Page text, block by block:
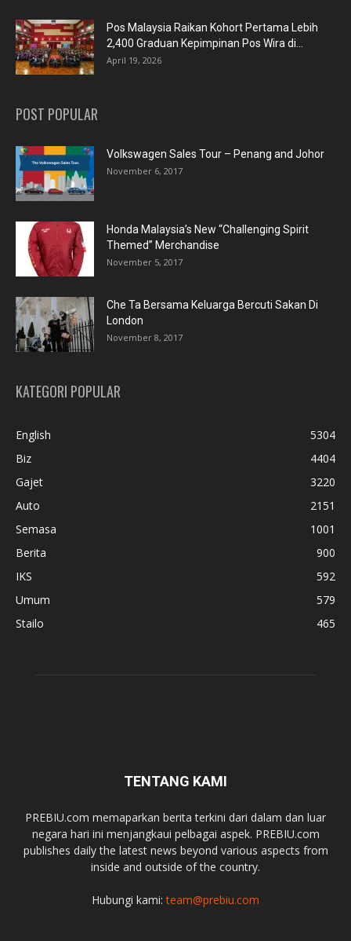
Pos Malaysia Raikan Kohort Pertama Lebih
2,400 Graduan Kepimpinan Pos Wira di...
April 19, 2026
POST POPULAR
Volkswagen Sales Tour – Penang and Johor
November 6, 2017
Honda Malaysia’s New “Challenging Spirit
Themed” Merchandise
November 5, 2017
Che Ta Bersama Keluarga Bercuti Sakan Di
London
November 8, 2017
KATEGORI POPULAR
English
5304
Biz
4404
Gajet
3220
Auto
2151
Semasa
1001
Berita
900
IKS
592
Umum
579
Stailo
465
TENTANG KAMI
PREBIU.com memaparkan berita terkini dari dalam dan luar
negara hari ini menjangkaui pelbagai aspek. PREBIU.com
publishes daily the latest news beyond various aspects from
inside and outside of the country.
Hubungi kami:team@prebiu.com